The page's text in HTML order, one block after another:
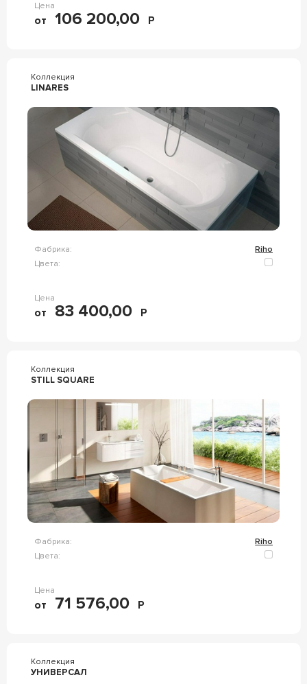
Цена
от 106 200,00 Р
Коллекция
LINARES
Фабрика:
Riho
Цвета:
Цена
от 83 400,00 Р
Коллекция
STILL SQUARE
Фабрика:
Riho
Цвета:
Цена
от 71 576,00 Р
Коллекция
УНИВЕРСАЛ